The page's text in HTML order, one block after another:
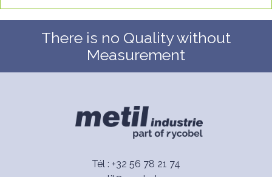
There is no Quality without
Measurement
Tél : +32 56 78 21 74